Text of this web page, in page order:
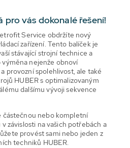
pro vás dokonalé řešení!
Service obdržíte nový
zařízení. Tento balíček je
stávající strojní technice a
výměna nejenže obnoví
provozní spolehlivost, ale také
HUBER s optimalizovaným
dalšímu vývoji sekvence
částečnou nebo kompletní
závislosti na vašich potřebách a
provést sami nebo jeden z
techniků HUBER.